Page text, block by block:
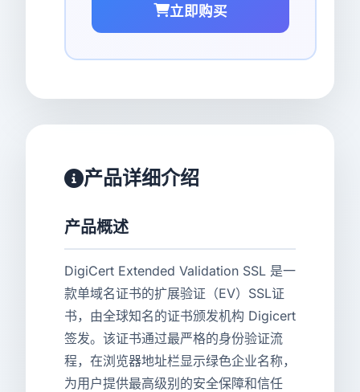
立即购买
产品详细介绍
产品概述
DigiCert Extended Validation SSL 是一
款单域名证书的扩展验证（EV）SSL证
书，由全球知名的证书颁发机构 Digicert
签发。该证书通过最严格的身份验证流
程，在浏览器地址栏显示绿色企业名称，
为用户提供最高级别的安全保障和信任